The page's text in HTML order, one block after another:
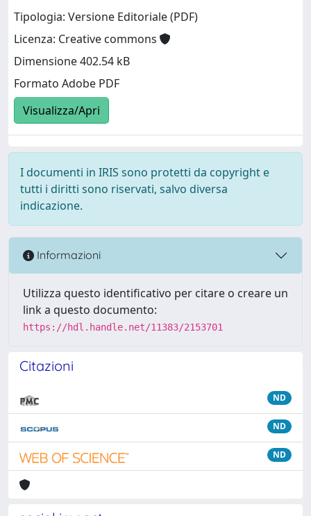
Tipologia: Versione Editoriale (PDF)
Licenza: Creative commons
Dimensione 402.54 kB
Formato Adobe PDF
Visualizza/Apri
I documenti in IRIS sono protetti da copyright e
tutti i diritti sono riservati, salvo diversa
indicazione.
Informazioni
Utilizza questo identificativo per citare o creare un
link a questo documento:
https://hdl.handle.net/11383/2153701
Citazioni
ND
ND
ND